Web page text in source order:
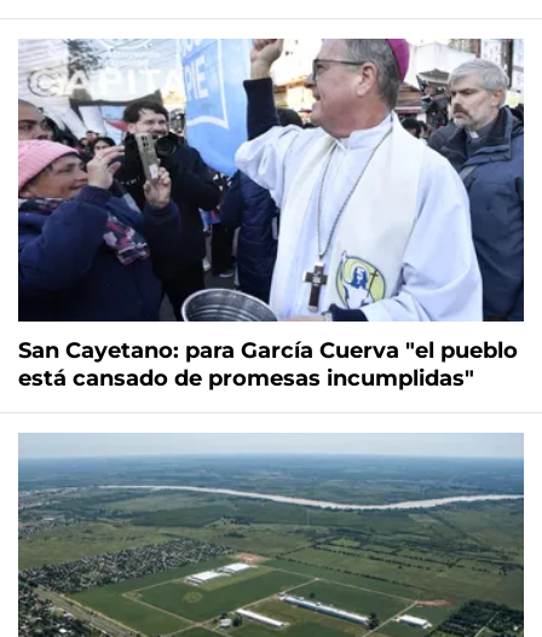
San Cayetano: para García Cuerva "el pueblo
está cansado de promesas incumplidas"